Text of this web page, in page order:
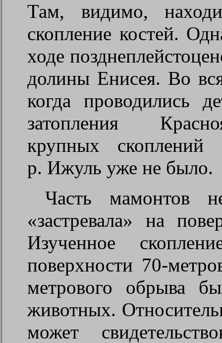
Там, видимо,
скопление костей.
ходе
долины Енисея. Во
когда проводились
затопления
крупных
р. Ижуль уже не было.
Часть мамонтов
«застревала» на
Изученное
поверхности 70-
метрового обрыва
животных.
может